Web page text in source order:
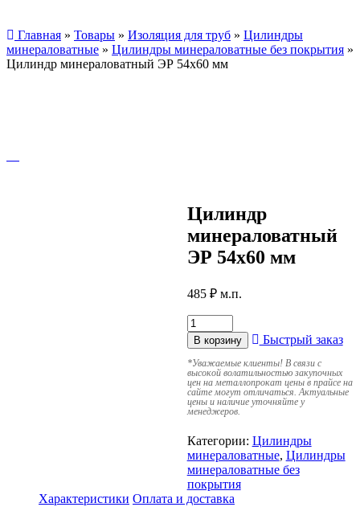
Главная » Товары » Изоляция для труб » Цилиндры
минераловатные » Цилиндры минераловатные без покрытия »
Цилиндр минераловатный ЭР 54х60 мм
Цилиндр
минераловатный
ЭР 54х60 мм
485 ₽ м.п.
В корзину Быстрый заказ
*Уважаемые клиенты! В связи с
высокой волатильностью закупочных
цен на металлопрокат цены в прайсе на
сайте могут отличаться. Актуальные
цены и наличие уточняйте у
менеджеров.
Категории: Цилиндры
минераловатные, Цилиндры
минераловатные без
покрытия
Характеристики Оплата и доставка